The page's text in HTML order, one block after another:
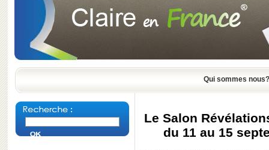
Qui sommes nous?
Le Salon
du 11 au 15